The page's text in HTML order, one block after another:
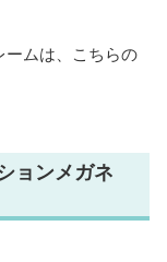
ームは、こちらの
ョンメガネ